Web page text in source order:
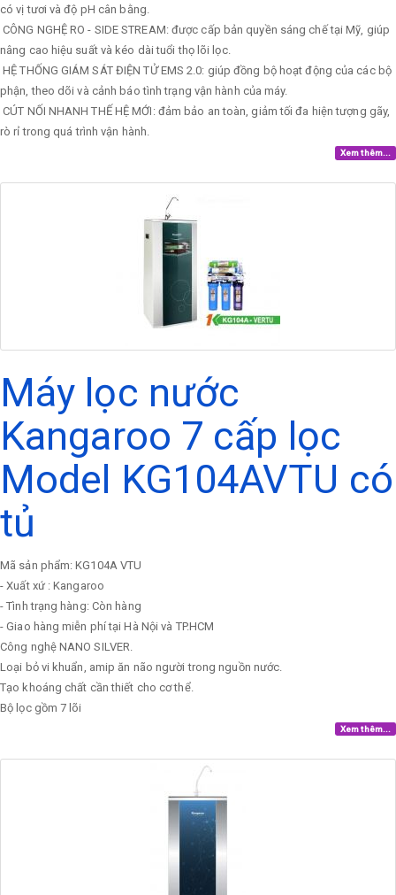
có vị tươi và độ pH cân bằng.
CÔNG NGHỆ RO - SIDE STREAM: được cấp bản quyền sáng chế tại Mỹ, giúp
nâng cao hiệu suất và kéo dài tuổi thọ lõi lọc.
HỆ THỐNG GIÁM SÁT ĐIỆN TỬ EMS 2.0: giúp đồng bộ hoạt động của các bộ
phận, theo dõi và cảnh báo tình trạng vận hành của máy.
CÚT NỐI NHANH THẾ HỆ MỚI: đảm bảo an toàn, giảm tối đa hiện tượng gãy,
rò rỉ trong quá trình vận hành.
Xem thêm...
Máy lọc nước
Kangaroo 7 cấp lọc
Model KG104AVTU có
tủ
Mã sản phẩm: KG104A VTU
- Xuất xứ : Kangaroo
- Tình trạng hàng: Còn hàng
- Giao hàng miễn phí tại Hà Nội và TP.HCM
Công nghệ NANO SILVER.
Loại bỏ vi khuẩn, amip ăn não người trong nguồn nước.
Tạo khoáng chất cần thiết cho cơ thể.
Bộ lọc gồm 7 lõi
Xem thêm...